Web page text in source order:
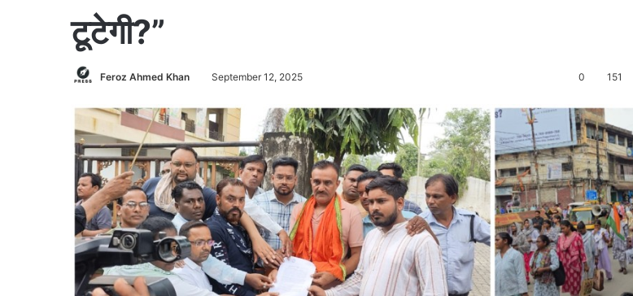
टूटेगी?”
Feroz Ahmed Khan September 12, 2025 0 151